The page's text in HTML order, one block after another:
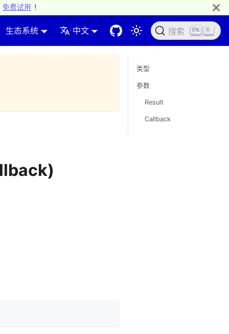
免费试用 ！
生态系统 中文 搜索 K
类型
参数
Result
Callback